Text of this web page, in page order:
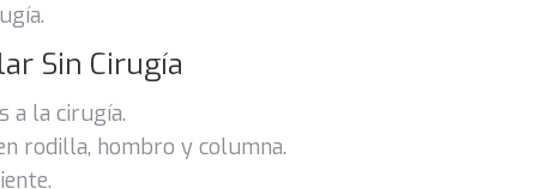
Sin Cirugía
a la cirugía.
rodilla, hombro y columna.